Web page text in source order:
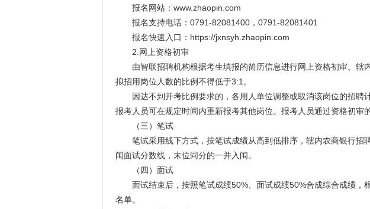
报名网站：www.zhaopin.com
报名支持电话：0791-82081400，0791-82081401
报名快速入口：https://jxnsyh.zhaopin.com
2.网上资格初审
由智联招聘机构根据考生填报的简历信息进行网上资格初审。辖
拟招用岗位人数的比例不得低于3:1。
因达不到开考比例要求的，各用人单位调整或取消该岗位的招聘
报考人员可在规定时间内重新报考其他岗位。报考人员通过资格初审
（三）笔试
笔试采用线下方式，按笔试成绩从高到低排序，辖内农商银行招
闱面试分数线，末位同分的一并入闱。
（四）面试
面试结束后，按照笔试成绩50%、面试成绩50%合成综合成绩，
名单。